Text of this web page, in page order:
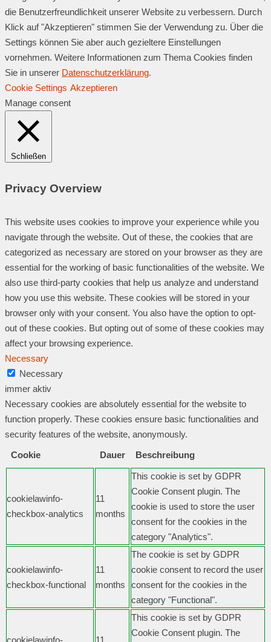
die Benutzerfreundlichkeit unserer Website zu verbessern. Durch
Klick auf "Akzeptieren" stimmen Sie der Verwendung zu. Über die
Settings können Sie aber auch gezieltere Einstellungen
vornehmen. Weitere Informationen zum Thema Cookies finden
Sie in unserer Datenschutzerklärung.
Cookie Settings Akzeptieren
Manage consent
Schließen
Privacy Overview
This website uses cookies to improve your experience while you
navigate through the website. Out of these, the cookies that are
categorized as necessary are stored on your browser as they are
essential for the working of basic functionalities of the website. We
also use third-party cookies that help us analyze and understand
how you use this website. These cookies will be stored in your
browser only with your consent. You also have the option to opt-
out of these cookies. But opting out of some of these cookies may
affect your browsing experience.
Necessary
Necessary
immer aktiv
Necessary cookies are absolutely essential for the website to
function properly. These cookies ensure basic functionalities and
security features of the website, anonymously.
Cookie
Dauer Beschreibung
cookielawinfo-
checkbox-analytics
11
months
This cookie is set by GDPR
Cookie Consent plugin. The
cookie is used to store the user
consent for the cookies in the
category "Analytics".
cookielawinfo-
checkbox-functional
11
months
The cookie is set by GDPR
cookie consent to record the user
consent for the cookies in the
category "Functional".
cookielawinfo-
11
This cookie is set by GDPR
Cookie Consent plugin. The